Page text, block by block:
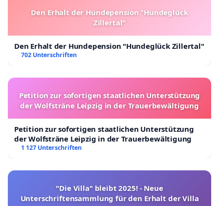
Den Erhalt der Hundepension "Hundeglück
Zillertal"
Den Erhalt der Hundepension "Hundeglück Zillertal"
702 Unterschriften
Petition zur sofortigen staatlichen Unterstützung
der Wolfsträne Leipzig in der Trauerbewältigung
Petition zur sofortigen staatlichen Unterstützung
der Wolfsträne Leipzig in der Trauerbewältigung
1 127 Unterschriften
"Die Villa" bleibt 2025! - Neue
Unterschriftensammlung für den Erhalt der Villa